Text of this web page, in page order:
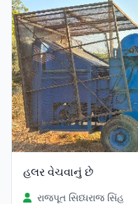
હલર વેચવાનું છે
રાજપૂત સિધ્ધરાજ સિંહ